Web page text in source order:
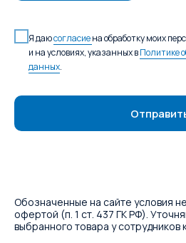
Я даюсогласиена обработку моих
и на условиях, указанных вПолитике
данных.
Обозначенные на сайте условия
офертой (п. 1 ст. 437 ГК РФ).
выбранного товара у сотрудников